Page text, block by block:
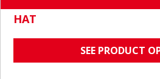
HAT
SEE PRODUCT